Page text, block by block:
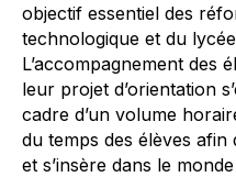
objectif essentiel des
technologique et du
L’accompagnement des
leur projet d’orientation
cadre d’un volume
du temps des élèves afin
et s’insère dans le